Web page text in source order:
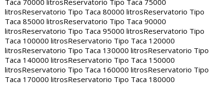
Taca 70000 litros Reservatorio Tipo Taca 75000
litrosReservatorio Tipo Taca 80000 litrosReservatorio Tipo
Taca 85000 litrosReservatorio Tipo Taca 90000
litrosReservatorio Tipo Taca 95000 litrosReservatorio Tipo
Taca 100000 litrosReservatorio Tipo Taca 120000
litrosReservatorio Tipo Taca 130000 litrosReservatorio Tipo
Taca 140000 litrosReservatorio Tipo Taca 150000
litrosReservatorio Tipo Taca 160000 litrosReservatorio Tipo
Taca 170000 litrosReservatorio Tipo Taca 180000